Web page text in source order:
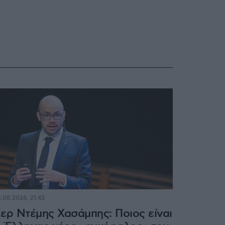
Ντέμης Χασάμπης: Ποιος είναι
21:43